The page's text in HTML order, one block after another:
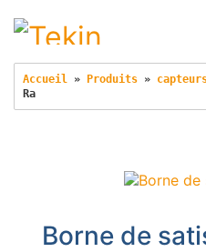
Accueil » Produits »
Ra
Borne de